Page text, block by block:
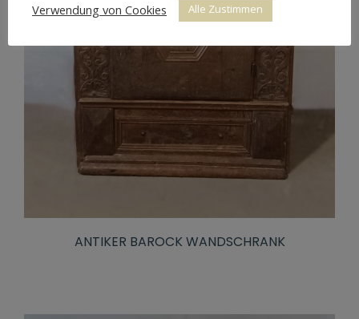
ANTIKER BAROCK WANDSCHRANK
Verwendung von Cookies
Alle Zustimmen